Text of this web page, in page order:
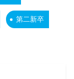
第二新卒